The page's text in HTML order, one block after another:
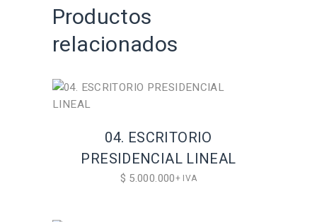
Productos
relacionados
04. ESCRITORIO
PRESIDENCIAL LINEAL
$ 5.000.000+ IVA